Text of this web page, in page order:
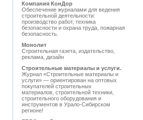
Компания КонДор
Обеспечение журналами для ведения
строительной деятельности:
производство работ, техника
безопасности и охрана труда, пожарная
безопасность.
Монолит
Строительная газета, издательство,
реклама, дизайн
Строительные материалы и услуги.
Журнал «Строительные материалы и
услуги» — ориентирован на оптовых
покупателей строительных
материалов, строительной техники,
строительного оборудования и
инструментов в Урало-Сибирском
регионе!